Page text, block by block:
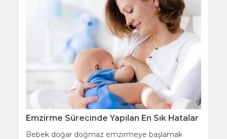
Emzirme Sürecinde Yapılan En Sık Hatalar
Bebek doğar doğmaz emzirmeye başlamak